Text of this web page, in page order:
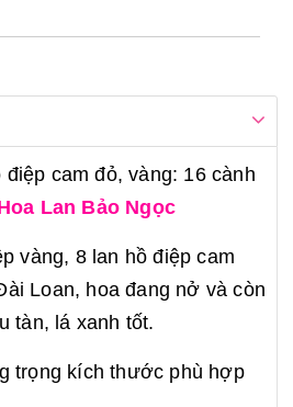
cam đỏ, vàng: 16 cành
Lan Bảo Ngọc
vàng, 8 lan hồ điệp cam
Loan, hoa đang nở và còn
tàn, lá xanh tốt.
trọng kích thước phù hợp